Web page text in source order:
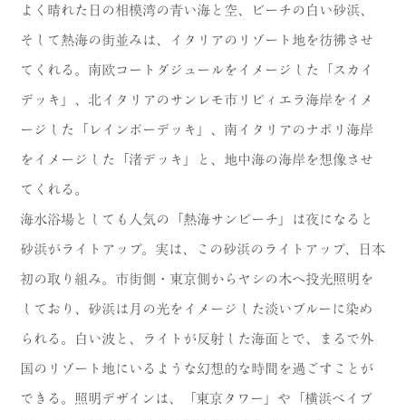
よく晴れた日の相模湾の青い海と空、ビーチの白い砂浜、
そして熱海の街並みは、イタリアのリゾート地を彷彿させ
てくれる。南欧コートダジュールをイメージした「スカイ
デッキ」、北イタリアのサンレモ市リビィエラ海岸をイメ
ージした「レインボーデッキ」、南イタリアのナポリ海岸
をイメージした「渚デッキ」と、地中海の海岸を想像させ
てくれる。
海水浴場としても人気の「熱海サンビーチ」は夜になると
砂浜がライトアップ。実は、この砂浜のライトアップ、日本
初の取り組み。市街側・東京側からヤシの木へ投光照明を
しており、砂浜は月の光をイメージした淡いブルーに染め
られる。白い波と、ライトが反射した海面とで、まるで外
国のリゾート地にいるような幻想的な時間を過ごすことが
できる。照明デザインは、「東京タワー」や「横浜ベイブ